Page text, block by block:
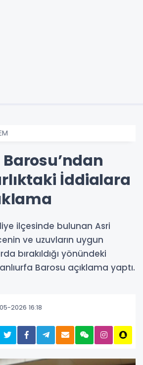
İddialara
ilçesinde bulunan Asri
ve uzuvların uygun
bırakıldığı yönündeki
Barosu açıklama yaptı.
2026 16:18